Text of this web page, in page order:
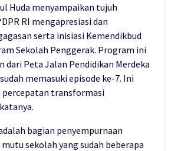
Huda menyampaikan tujuh
RI mengapresiasi dan
serta inisiasi Kemendikbud
Sekolah Penggerak. Program ini
dari Peta Jalan Pendidikan Merdeka
memasuki episode ke-7. Ini
percepatan transformasi
bagian penyempurnaan
sekolah yang sudah beberapa